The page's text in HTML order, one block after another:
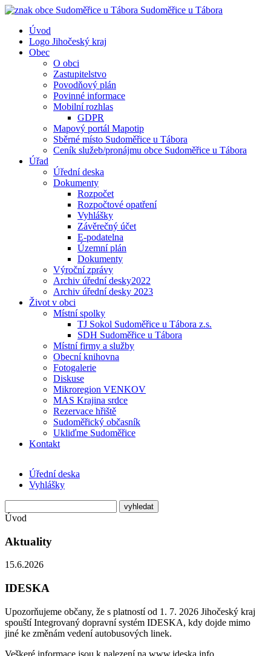
Sudoměřice u Tábora
Úvod
Logo Jihočeský kraj
Obec
O obci
Zastupitelstvo
Povodňový plán
Povinné informace
Mobilní rozhlas
GDPR
Mapový portál Mapotip
Sběrné místo Sudoměřice u Tábora
Ceník služeb/pronájmu obce Sudoměřice u Tábora
Úřad
Úřední deska
Dokumenty
Rozpočet
Rozpočtové opatření
Vyhlášky
Závěrečný účet
E-podatelna
Územní plán
Dokumenty
Výroční zprávy
Archiv úřední desky2022
Archiv úřední desky 2023
Život v obci
Místní spolky
TJ Sokol Sudoměřice u Tábora z.s.
SDH Sudoměřice u Tábora
Místní firmy a služby
Obecní knihovna
Fotogalerie
Diskuse
Mikroregion VENKOV
MAS Krajina srdce
Rezervace hřiště
Sudoměřický občasník
Ukliďme Sudoměřice
Kontakt
Úřední deska
Vyhlášky
Úvod
Aktuality
15.6.2026
IDESKA
Upozorňujeme občany, že s platností od 1. 7. 2026 Jihočeský kraj
spouští Integrovaný dopravní systém IDESKA, kdy dojde mimo
jiné ke změnám vedení autobusových linek.
Veškeré informace jsou k nalezení na www.ideska.info